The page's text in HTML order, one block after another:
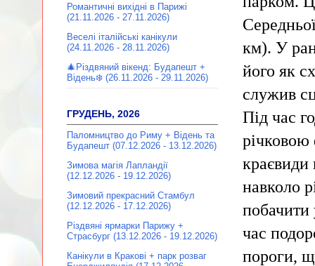
км). У
його як
служив
Під час
річковою
краєвиди
навколо
побачити
час
пороги,
Романтичні вихідні в Парижі
(21.11.2026 - 27.11.2026)
Веселі італійські канікули
(24.11.2026 - 28.11.2026)
🎄Різдвяний вікенд: Будапешт +
Відень❄️ (26.11.2026 - 29.11.2026)
ГРУДЕНЬ, 2026
Паломництво до Риму + Відень та
Будапешт (07.12.2026 - 13.12.2026)
Зимова магія Лапландії
(12.12.2026 - 19.12.2026)
Зимовий прекрасний Стамбул
(12.12.2026 - 17.12.2026)
Різдвяні ярмарки Парижу +
Страсбург (13.12.2026 - 19.12.2026)
Канікули в Кракові + парк розваг